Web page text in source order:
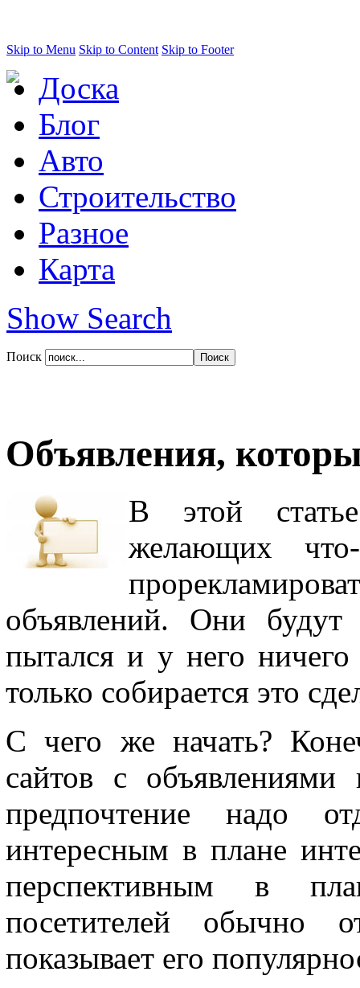
Skip to Menu Skip to Content Skip to Footer
Доска
Блог
Авто
Строительство
Разное
Карта
Show Search
Поиск
Объявления,
В этой
желающих
объявлений. Они
пытался и у него
только собирается это
С чего же начать?
сайтов с
предпочтение надо
интересным в плане
перспективным в
посетителей обычно
показывает его